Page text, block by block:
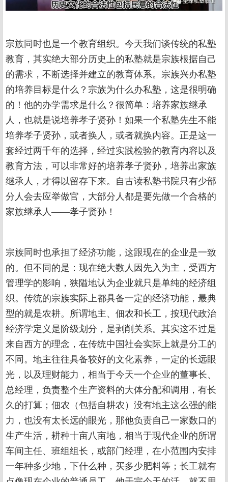
宗族同时也是一个教育组织。今天我们谈传统的私塾
教育，其实绝大部分历史上的私塾就是宗族根据自己
的需求，不断选择并建立的教育体系。宗族兴办私塾
的培养目标是什么？宗族为什么办私塾，这是很明确
的！他的办学需求是什么？很简单：培养家族继承
人，也就是说培养孝子贤孙！如果一个私塾先生不能
培养孝子贤孙，或者换人，或者就换内容。正是这一
套经过两千年的选择，经过实践检验的教育内容以及
教育方法，可以非常好的培养孝子贤孙，培养出家族
继承人，才得以留存下来。自古读私塾书院只有少部
分人会去应举做官，大部分人都是要先做一个合格的
家族继承人——孝子贤孙！
宗族同时也承担了经济功能，这跟现在的企业是一致
的。但不同的是：现在绝大数人因先入为主，受西方
管理学的影响，狭隘地认为企业就只是单纯的经济组
织。传统的宗族实际上都具备一定的经济功能，最典
型的就是农耕。所谓地主、佃农和长工，按现代政治
经济学定义是阶级划分，是剥削关系。其实这不过是
来自西方的理念，在传统中国社会实际上就是分工的
不同。地主往往具备较好的文化素养，一定的长远眼
光，以及理财能力，相当于今天一个企业的董事长、
总经理，负责整个生产资料的大体分配和调用，有长
久的打算；佃农（包括自耕农）没有地主这么强的能
力，也没有太长远的眼光，那他负责自己一家数口的
生产生活，耕种十亩八亩地，相当于现代企业的所谓
车间主任、班组组长，或部门经理，在小范围内安排
一年种多少地，下什么种，买多少肥料等；长工就有